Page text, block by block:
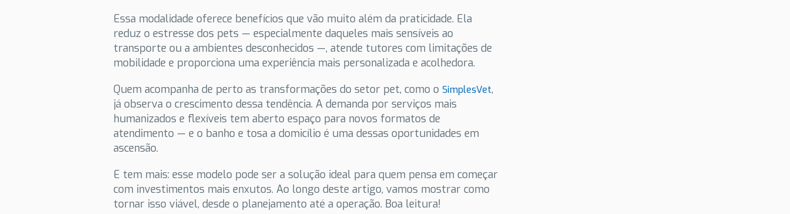
Essa modalidade oferece benefícios que vão muito além da praticidade. Ela
reduz o estresse dos pets — especialmente daqueles mais sensíveis ao
transporte ou a ambientes desconhecidos —, atende tutores com limitações de
mobilidade e proporciona uma experiência mais personalizada e acolhedora.
Quem acompanha de perto as transformações do setor pet, como o SimplesVet,
já observa o crescimento dessa tendência. A demanda por serviços mais
humanizados e flexíveis tem aberto espaço para novos formatos de
atendimento — e o banho e tosa a domicílio é uma dessas oportunidades em
ascensão.
E tem mais: esse modelo pode ser a solução ideal para quem pensa em começar
com investimentos mais enxutos. Ao longo deste artigo, vamos mostrar como
tornar isso viável, desde o planejamento até a operação. Boa leitura!